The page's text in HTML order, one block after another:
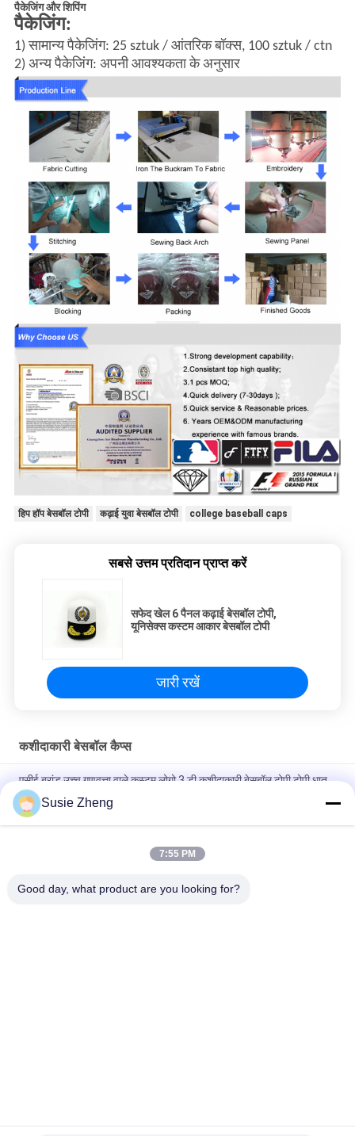
पैकेजिंग और शिपिंग
पैकेजिंग:
1) सामान्य पैकेजिंग: 25 sztuk / आंतरिक बॉक्स, 100 sztuk / ctn
2) अन्य पैकेजिंग: अपनी आवश्यकता के अनुसार
हिप हॉप बेसबॉल टोपी कढ़ाई युवा बेसबॉल टोपी college baseball caps
सबसे उत्तम प्रतिदान प्राप्त करें
सफेद खेल 6 पैनल कढ़ाई बेसबॉल टोपी,
यूनिसेक्स कस्टम आकार बेसबॉल टोपी
जारी रखें
कशीदाकारी बेसबॉल कैप्स
एसीई ब्रांड उच्च गुणवत्ता वाले कस्टम लोगो 3 डी कशीदाकारी बेसबॉल टोपी टोपी धातु
बकसुआ के साथ
100% पॉलिएस्टर 6 पैनल बेसबॉल कैप सॉलिड क्लासिकल सिक्स पैनल अनस्ट्रक्चर्ड
Susie Zheng
7:55 PM
Good day, what product are you looking for?